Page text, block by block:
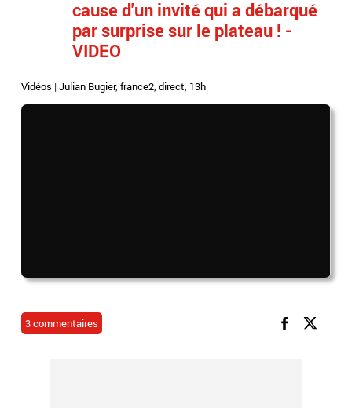
cause d'un invité qui a débarqué
par surprise sur le plateau ! -
VIDEO
Vidéos |Julian Bugier,france2,direct, 13h
3 commentaires